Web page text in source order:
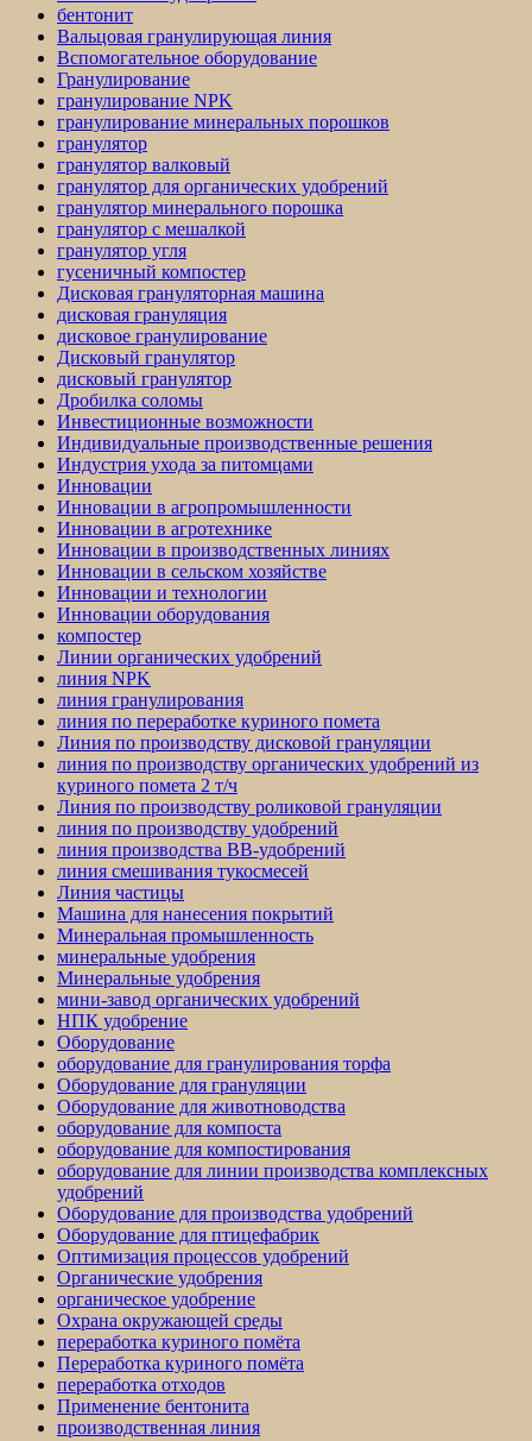
бентонит
Вальцовая гранулирующая линия
Вспомогательное оборудование
Гранулирование
гранулирование NPK
гранулирование минеральных порошков
гранулятор
гранулятор валковый
гранулятор для органических удобрений
гранулятор минерального порошка
гранулятор с мешалкой
гранулятор угля
гусеничный компостер
Дисковая грануляторная машина
дисковая грануляция
дисковое гранулирование
Дисковый гранулятор
дисковый гранулятор
Дробилка соломы
Инвестиционные возможности
Индивидуальные производственные решения
Индустрия ухода за питомцами
Инновации
Инновации в агропромышленности
Инновации в агротехнике
Инновации в производственных линиях
Инновации в сельском хозяйстве
Инновации и технологии
Инновации оборудования
компостер
Линии органических удобрений
линия NPK
линия гранулирования
линия по переработке куриного помета
Линия по производству дисковой грануляции
линия по производству органических удобрений из
куриного помета 2 т/ч
Линия по производству роликовой грануляции
линия по производству удобрений
линия производства BB-удобрений
линия смешивания тукосмесей
Линия частицы
Машина для нанесения покрытий
Минеральная промышленность
минеральные удобрения
Минеральные удобрения
мини-завод органических удобрений
НПК удобрение
Оборудование
оборудование для гранулирования торфа
Оборудование для грануляции
Оборудование для животноводства
оборудование для компоста
оборудование для компостирования
оборудование для линии производства комплексных
удобрений
Оборудование для производства удобрений
Оборудование для птицефабрик
Оптимизация процессов удобрений
Органические удобрения
органическое удобрение
Охрана окружающей среды
переработка куриного помёта
Переработка куриного помёта
переработка отходов
Применение бентонита
производственная линия